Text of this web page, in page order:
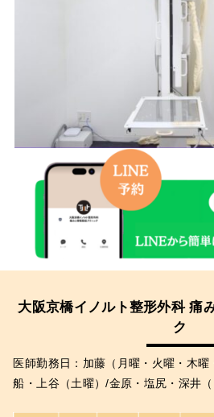
大阪京橋イノルト整形外科 痛
ク
医師勤務日：加藤（月曜・火曜・木
船・上谷（土曜）/金原・塩尻・深井（